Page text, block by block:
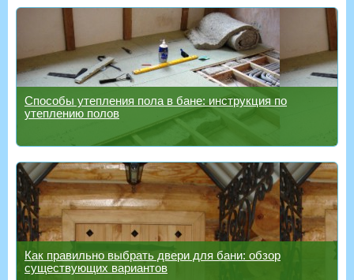
Способы утепления пола в бане: инструкция по
утеплению полов
Как правильно выбрать двери для бани: обзор
существующих вариантов